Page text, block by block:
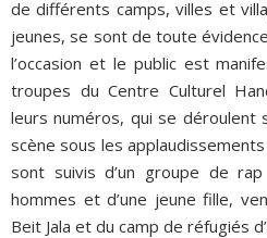
de différents camps, villes et
jeunes, se sont de toute
l’occasion et le public est
troupes du Centre Culturel
leurs numéros, qui se déroulent
scène sous les
sont suivis d’un groupe de
hommes et d’une jeune fille,
Beit Jala et du camp de réfugiés